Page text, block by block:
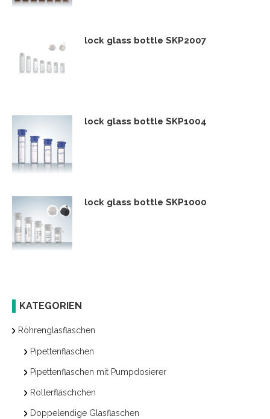
lock glass bottle SKP2007
lock glass bottle SKP1004
lock glass bottle SKP1000
KATEGORIEN
Röhrenglasflaschen
Pipettenflaschen
Pipettenflaschen mit Pumpdosierer
Rollerfläschchen
Doppelendige Glasflaschen